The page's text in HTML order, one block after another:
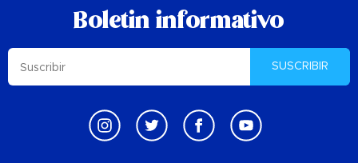
Boletin informativo
SUSCRIBIR